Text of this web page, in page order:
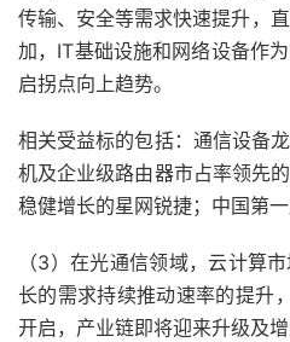
传输、安全等需求快速提升，
加，IT基础设施和网络设备作
启拐点向上趋势。
相关受益标的包括：通信设备
机及企业级路由器市占率领先
稳健增长的星网锐捷；中国第
（3）在光通信领域，云计算
长的需求持续推动速率的提升
开启，产业链即将迎来升级及增